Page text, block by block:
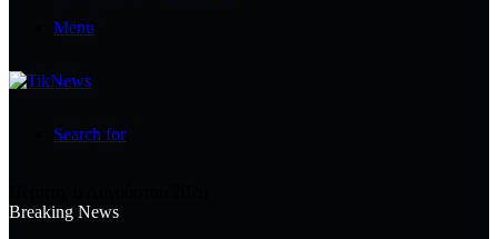
Menu
Search for
Breaking News